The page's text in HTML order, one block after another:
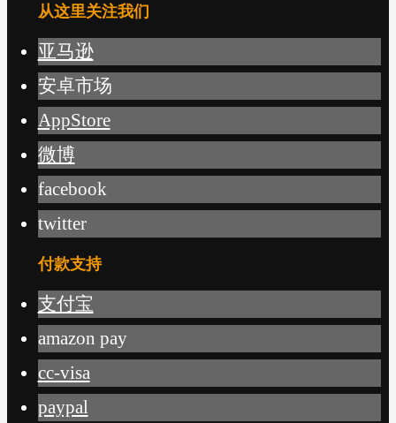
从这里关注我们
亚马逊
安卓市场
AppStore
微博
facebook
twitter
付款支持
支付宝
amazon pay
cc-visa
paypal